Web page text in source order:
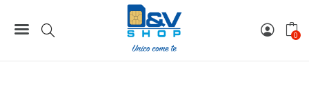
0
Coppie / Tris / Cinquina SIM
Coppia SIM Kena Mobile Numeri Facili 350A595544 e
350A595545 Da Attivare